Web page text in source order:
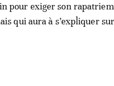
pour exiger son
qui aura à s’expliquer